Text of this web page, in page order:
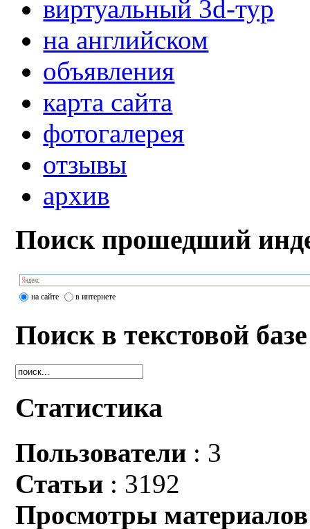
виртуальный 3d-тур
на английском
объявления
карта сайта
фотогалерея
отзывы
архив
Поиск прошедший
на сайте в интернете
Поиск в текстовой базе
Статистика
Пользователи : 3
Статьи : 3192
Просмотры материалов